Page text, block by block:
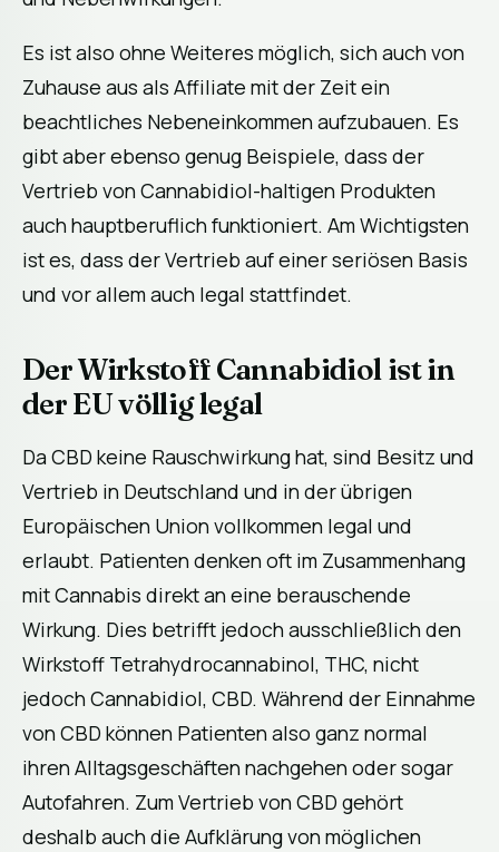
Es ist also ohne Weiteres möglich, sich auch von
Zuhause aus als Affiliate mit der Zeit ein
beachtliches Nebeneinkommen aufzubauen. Es
gibt aber ebenso genug Beispiele, dass der
Vertrieb von Cannabidiol-haltigen Produkten
auch hauptberuflich funktioniert. Am Wichtigsten
ist es, dass der Vertrieb auf einer seriösen Basis
und vor allem auch legal stattfindet.
Der Wirkstoff Cannabidiol ist in
der EU völlig legal
Da CBD keine Rauschwirkung hat, sind Besitz und
Vertrieb in Deutschland und in der übrigen
Europäischen Union vollkommen legal und
erlaubt. Patienten denken oft im Zusammenhang
mit Cannabis direkt an eine berauschende
Wirkung. Dies betrifft jedoch ausschließlich den
Wirkstoff Tetrahydrocannabinol, THC, nicht
jedoch Cannabidiol, CBD. Während der Einnahme
von CBD können Patienten also ganz normal
ihren Alltagsgeschäften nachgehen oder sogar
Autofahren. Zum Vertrieb von CBD gehört
deshalb auch die Aufklärung von möglichen